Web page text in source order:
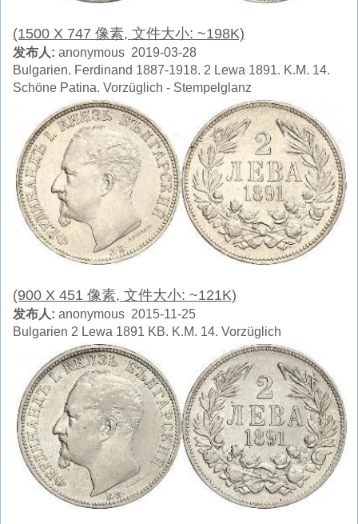
(1500 X 747 像素, 文件大小: ~198K)
发布人: anonymous 2019-03-28
Bulgarien. Ferdinand 1887-1918. 2 Lewa 1891. K.M. 14.
Schöne Patina. Vorzüglich - Stempelglanz
(900 X 451 像素, 文件大小: ~121K)
发布人: anonymous 2015-11-25
Bulgarien 2 Lewa 1891 KB. K.M. 14. Vorzüglich